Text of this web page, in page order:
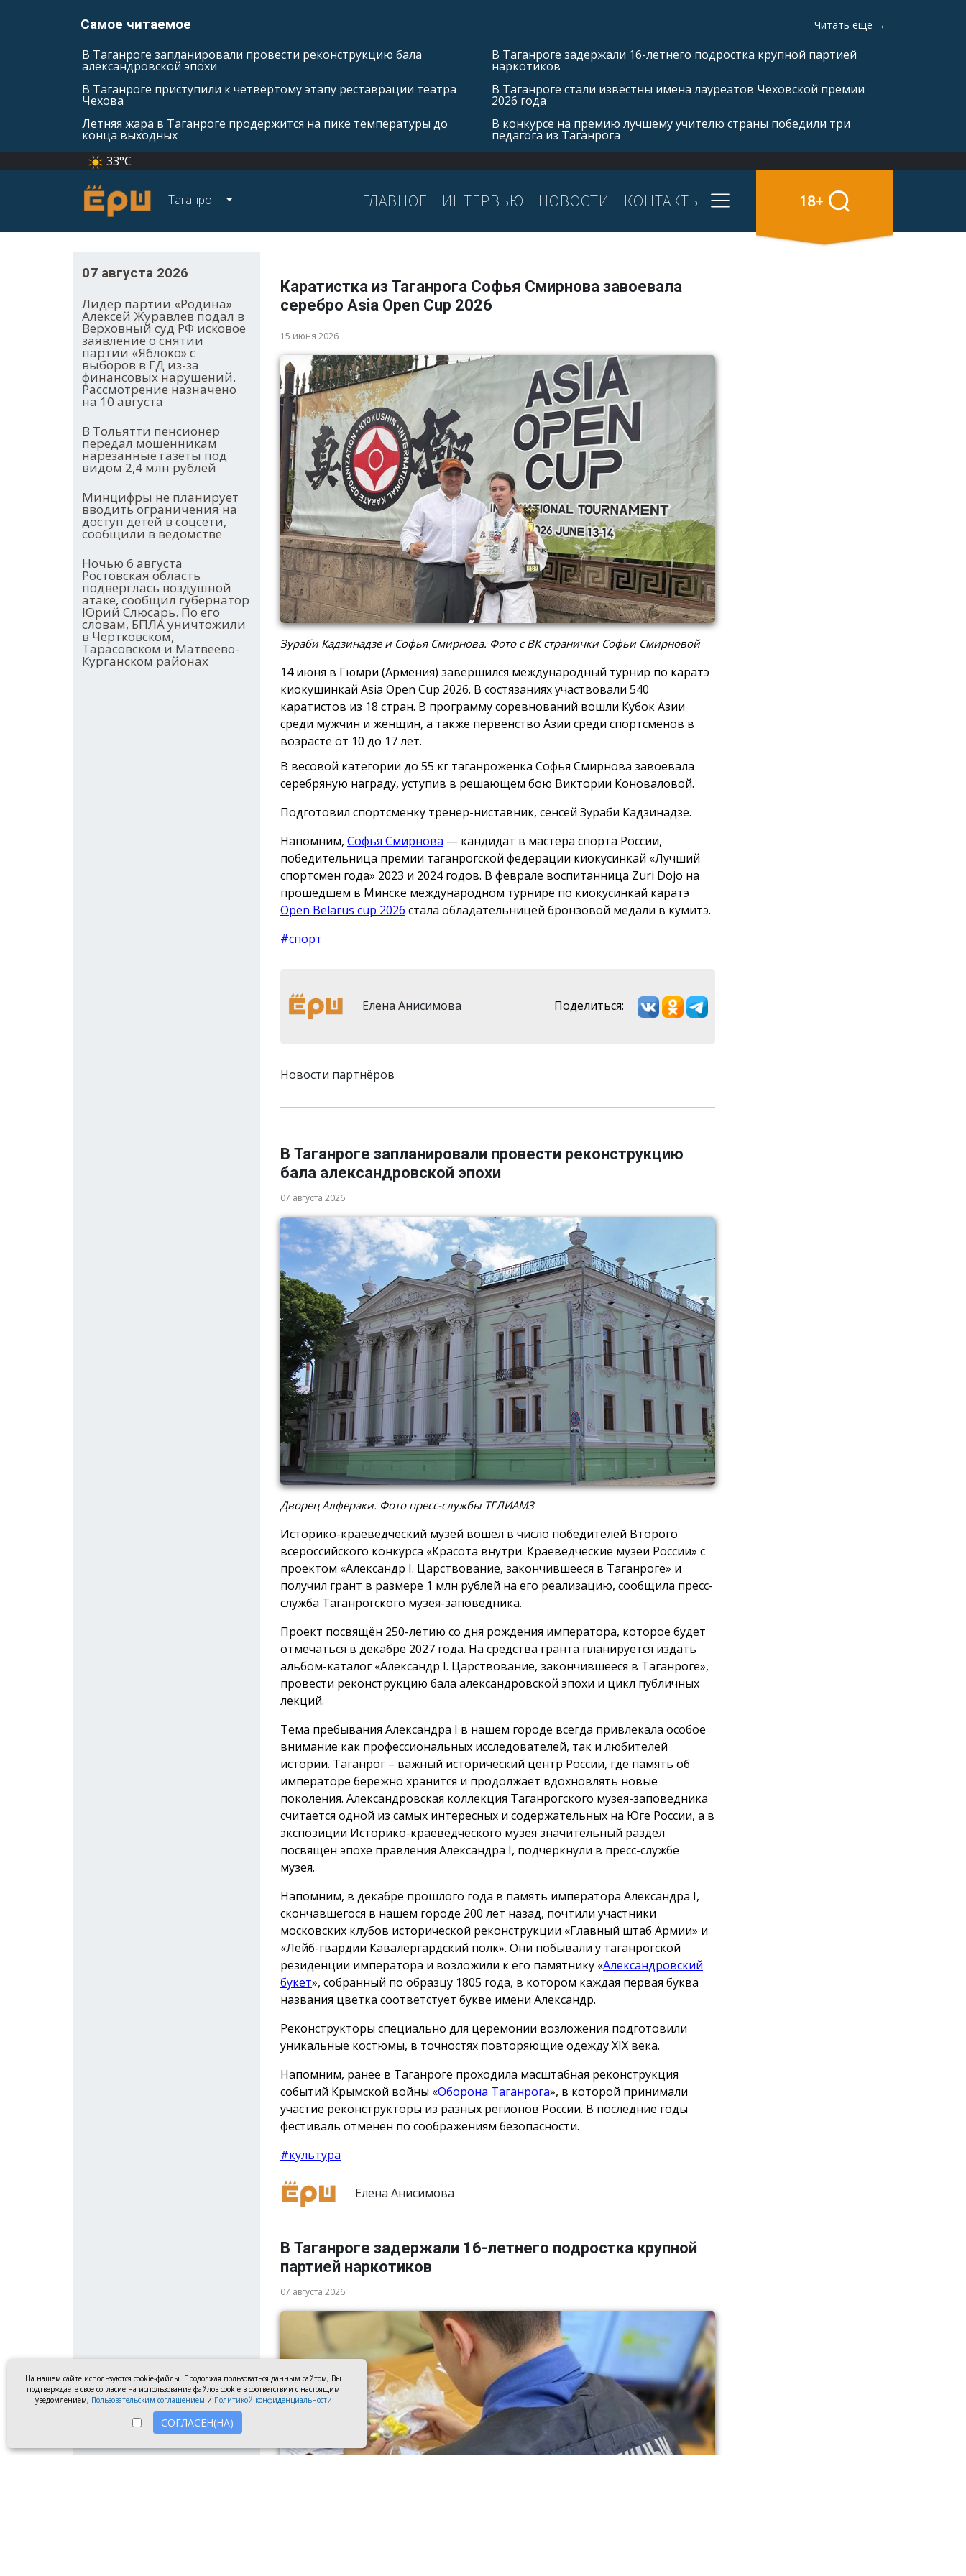
Самое читаемое Читать ещё →
В Таганроге запланировали провести реконструкцию бала
александровской эпохи
В Таганроге приступили к четвёртому этапу реставрации театра
Чехова
Летняя жара в Таганроге продержится на пике температуры до
конца выходных
В Таганроге задержали 16-летнего подростка крупной партией
наркотиков
В Таганроге стали известны имена лауреатов Чеховской премии
2026 года
В конкурсе на премию лучшему учителю страны победили три
педагога из Таганрога
33°C
Таганрог ГЛАВНОЕ ИНТЕРВЬЮ НОВОСТИ КОНТАКТЫ 18+
07 августа 2026
Лидер партии «Родина»
Алексей Журавлев подал в
Верховный суд РФ исковое
заявление о снятии
партии «Яблоко» с
выборов в ГД из-за
финансовых нарушений.
Рассмотрение назначено
на 10 августа
В Тольятти пенсионер
передал мошенникам
нарезанные газеты под
видом 2,4 млн рублей
Минцифры не планирует
вводить ограничения на
доступ детей в соцсети,
сообщили в ведомстве
Ночью 6 августа
Ростовская область
подверглась воздушной
атаке, сообщил губернатор
Юрий Слюсарь. По его
словам, БПЛА уничтожили
в Чертковском,
Тарасовском и Матвеево-
Курганском районах
Каратистка из Таганрога Софья Смирнова завоевала
серебро Asia Open Cup 2026
15 июня 2026
Зураби Кадзинадзе и Софья Смирнова. Фото с ВК странички Софьи Смирновой
14 июня в Гюмри (Армения) завершился международный турнир по каратэ
киокушинкай Asia Open Cup 2026. В состязаниях участвовали 540
каратистов из 18 стран. В программу соревнований вошли Кубок Азии
среди мужчин и женщин, а также первенство Азии среди спортсменов в
возрасте от 10 до 17 лет.
В весовой категории до 55 кг таганроженка Софья Смирнова завоевала
серебряную награду, уступив в решающем бою Виктории Коноваловой.
Подготовил спортсменку тренер-ниставник, сенсей Зураби Кадзинадзе.
Напомним, Софья Смирнова — кандидат в мастера спорта России,
победительница премии таганрогской федерации киокусинкай «Лучший
спортсмен года» 2023 и 2024 годов. В феврале воспитанница Zuri Dojo на
прошедшем в Минске международном турнире по киокусинкай каратэ
Open Belarus cup 2026 стала обладательницей бронзовой медали в кумитэ.
#спорт
Елена Анисимова Поделиться:
Новости партнёров
В Таганроге запланировали провести реконструкцию
бала александровской эпохи
07 августа 2026
Дворец Алфераки. Фото пресс-службы ТГЛИАМЗ
Историко-краеведческий музей вошёл в число победителей Второго
всероссийского конкурса «Красота внутри. Краеведческие музеи России» с
проектом «Александр I. Царствование, закончившееся в Таганроге» и
получил грант в размере 1 млн рублей на его реализацию, сообщила пресс-
служба Таганрогского музея-заповедника.
Проект посвящён 250-летию со дня рождения императора, которое будет
отмечаться в декабре 2027 года. На средства гранта планируется издать
альбом-каталог «Александр I. Царствование, закончившееся в Таганроге»,
провести реконструкцию бала александровской эпохи и цикл публичных
лекций.
Тема пребывания Александра I в нашем городе всегда привлекала особое
внимание как профессиональных исследователей, так и любителей
истории. Таганрог – важный исторический центр России, где память об
императоре бережно хранится и продолжает вдохновлять новые
поколения. Александровская коллекция Таганрогского музея-заповедника
считается одной из самых интересных и содержательных на Юге России, а в
экспозиции Историко-краеведческого музея значительный раздел
посвящён эпохе правления Александра I, подчеркнули в пресс-службе
музея.
Напомним, в декабре прошлого года в память императора Александра I,
скончавшегося в нашем городе 200 лет назад, почтили участники
московских клубов исторической реконструкции «Главный штаб Армии» и
«Лейб-гвардии Кавалергардский полк». Они побывали у таганрогской
резиденции императора и возложили к его памятнику «Александровский
букет», собранный по образцу 1805 года, в котором каждая первая буква
названия цветка соответстует букве имени Александр.
Реконструкторы специально для церемонии возложения подготовили
уникальные костюмы, в точностях повторяющие одежду ХIX века.
Напомним, ранее в Таганроге проходила масштабная реконструкция
событий Крымской войны «Оборона Таганрога», в которой принимали
участие реконструкторы из разных регионов России. В последние годы
фестиваль отменён по соображениям безопасности.
#культура
Елена Анисимова
В Таганроге задержали 16-летнего подростка крупной
партией наркотиков
07 августа 2026
На нашем сайте используются cookie-файлы. Продолжая пользоваться данным сайтом, Вы
подтверждаете свое согласие на использование файлов cookie в соответствии с настоящим
уведомлением, Пользовательским соглашением и Политикой конфиденциальности
СОГЛАСЕН(НА)